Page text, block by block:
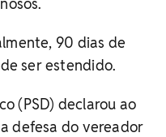
90 dias de
ser estendido.
(PSD) declarou ao
defesa do vereador